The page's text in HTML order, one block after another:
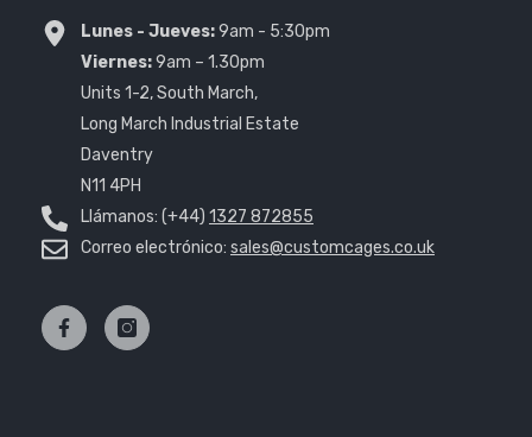
Lunes - Jueves:9am - 5:30pm
Viernes:9am – 1.30pm
Units 1-2, South March,
Long March Industrial Estate
Daventry
N11 4PH
Llámanos: (+44) 1327 872855
Correo electrónico: sales@customcages.co.uk